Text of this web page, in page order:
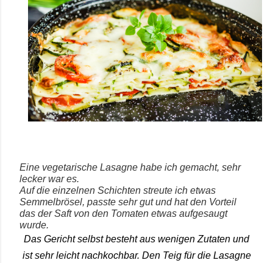
Eine vegetarische Lasagne habe ich gemacht, sehr
lecker war es.
Auf die einzelnen Schichten streute ich etwas
Semmelbrösel, passte sehr gut und hat den Vorteil
das der Saft von den Tomaten etwas aufgesaugt
wurde.
Das Gericht selbst besteht aus wenigen Zutaten und
ist sehr leicht nachkochbar. Den Teig für die Lasagne